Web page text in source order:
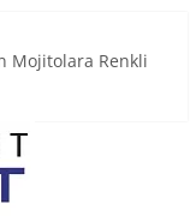
Mojitolara Renkli
Durağı
in Ankara